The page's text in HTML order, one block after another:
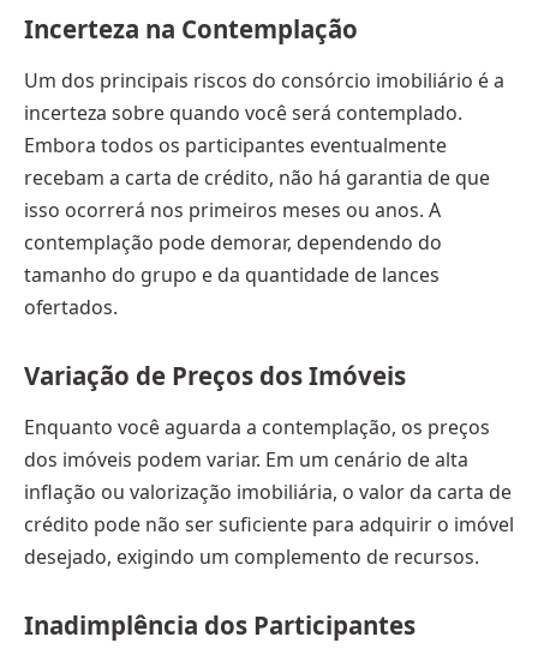
Incerteza na Contemplação
Um dos principais riscos do consórcio imobiliário é a
incerteza sobre quando você será contemplado.
Embora todos os participantes eventualmente
recebam a carta de crédito, não há garantia de que
isso ocorrerá nos primeiros meses ou anos. A
contemplação pode demorar, dependendo do
tamanho do grupo e da quantidade de lances
ofertados.
Variação de Preços dos Imóveis
Enquanto você aguarda a contemplação, os preços
dos imóveis podem variar. Em um cenário de alta
inflação ou valorização imobiliária, o valor da carta de
crédito pode não ser suficiente para adquirir o imóvel
desejado, exigindo um complemento de recursos.
Inadimplência dos Participantes